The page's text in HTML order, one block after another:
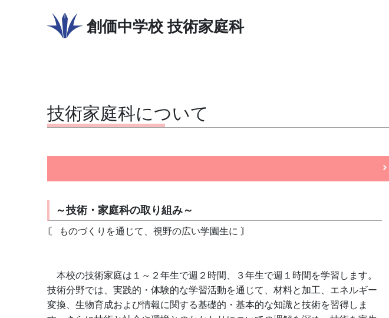
創価中学校 技術家庭科
技術家庭科について
～技術・家庭科の取り組み～
〘 ものづくりを通じて、視野の広い学園生に 〙
本校の技術家庭は１～２年生で週２時間、３年生で週１時間を学習します。
技術分野では、実践的・体験的な学習活動を通じて、材料と加工、エネルギー
変換、生物育成および情報に関する基礎的・基本的な知識と技術を習得しま